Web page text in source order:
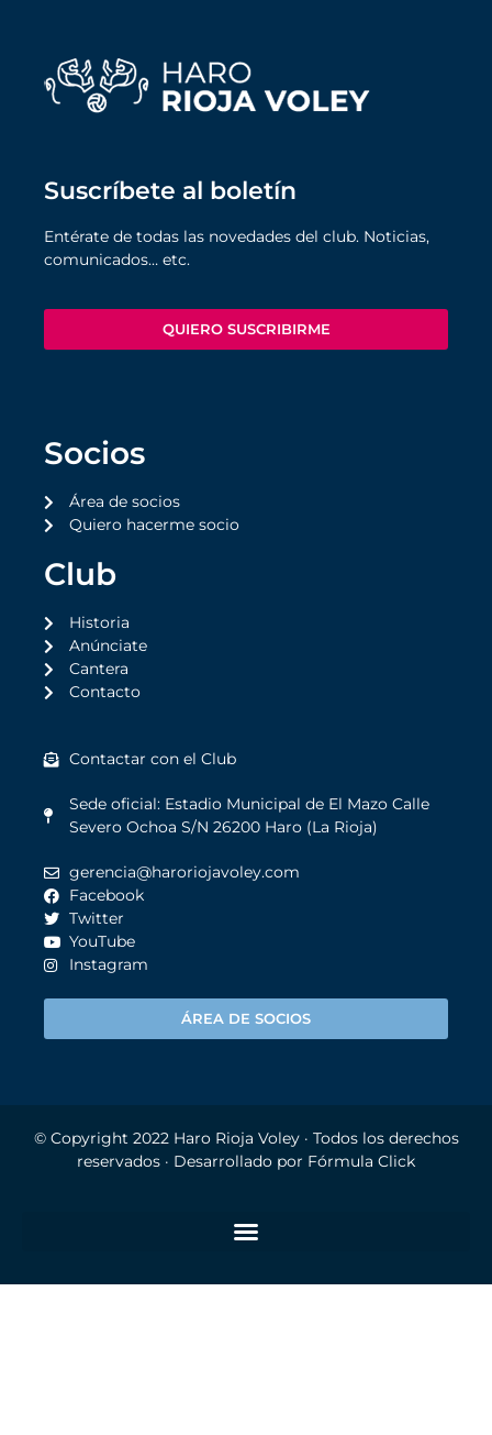
Suscríbete al boletín
Entérate de todas las novedades del club. Noticias,
comunicados… etc.
QUIERO SUSCRIBIRME
Socios
Área de socios
Quiero hacerme socio
Club
Historia
Anúnciate
Cantera
Contacto
Contactar con el Club
Sede oficial: Estadio Municipal de El Mazo Calle
Severo Ochoa S/N 26200 Haro (La Rioja)
gerencia@haroriojavoley.com
Facebook
Twitter
YouTube
Instagram
ÁREA DE SOCIOS
© Copyright 2022 Haro Rioja Voley· Todos los derechos
reservados · Desarrollado por Fórmula Click